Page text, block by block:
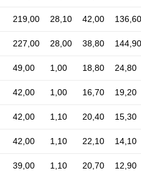
219,00 28,10 42,00 136,60
227,00 28,00 38,80 144,90
49,00 1,00 18,80 24,80
42,00 1,00 16,70 19,20
42,00 1,10 20,40 15,30
42,00 1,10 22,10 14,10
39,00 1,10 20,70 12,90